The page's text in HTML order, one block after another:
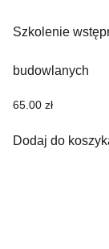
Szkolenie
budowlanych
65.00 zł
Dodaj do